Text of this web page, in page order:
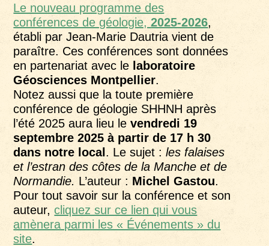
Le nouveau programme des
conférences de géologie,2025-2026,
établi par Jean-Marie Dautria vient de
paraître. Ces conférences sont données
en partenariat avec le laboratoire
Géosciences Montpellier.
Notez aussi que la toute première
conférence de géologie SHHNH après
l’été 2025 aura lieu levendredi 19
septembre 2025 à partir de 17 h 30
dans notre local . Le sujet :les falaises
et l’estran des côtes de la Manche et de
Normandie. L’auteur : Michel Gastou.
Pour tout savoir sur la conférence et son
auteur,cliquez sur ce lien qui vous
amènera parmi les « Événements » du
site.